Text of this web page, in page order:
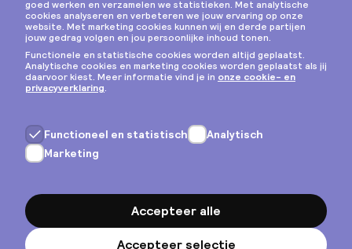
Privacy & cookies
Algemene voorwaarden